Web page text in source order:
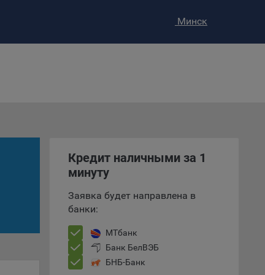
Минск
Кредит наличными за 1
минуту
Заявка будет направлена в
банки:
МТбанк
Банк БелВЭБ
БНБ-Банк